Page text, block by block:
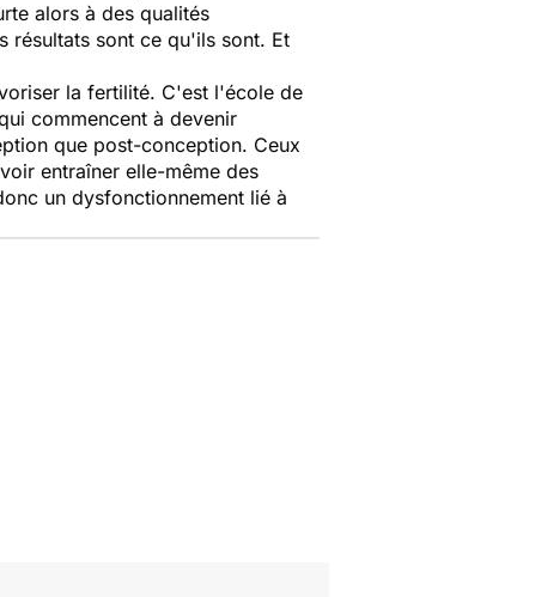
alors à des qualités
résultats sont ce qu'ils sont. Et
la fertilité. C'est l'école de
commencent à devenir
que post-conception. Ceux
entraîner elle-même des
un dysfonctionnement lié à